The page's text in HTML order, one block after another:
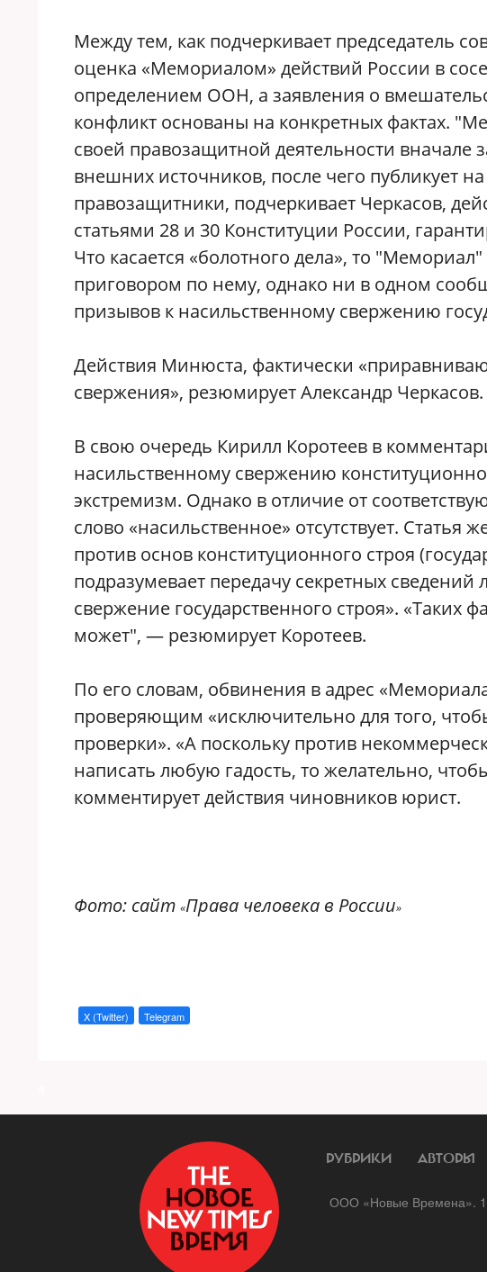
Между тем, как подчеркивает председатель
оценка «Мемориалом» действий России в
определением ООН, а заявления о
конфликт основаны на конкретных фактах.
своей правозащитной деятельности
внешних источников, после чего публикует
правозащитники, подчеркивает Черкасов,
статьями 28 и 30 Конституции России,
Что касается «болотного дела», то
приговором по нему, однако ни в одном
призывов к насильственному свержению
Действия Минюста, фактически
свержения», резюмирует Александр Черкасов.
В свою очередь Кирилл Коротеев в
насильственному свержению
экстремизм. Однако в отличие от
слово «насильственное» отсутствует. Статья
против основ конституционного строя
подразумевает передачу секретных
свержение государственного строя». «Таких
может", — резюмирует Коротеев.
По его словам, обвинения в адрес
проверяющим «исключительно для того,
проверки». «А поскольку против
написать любую гадость, то желательно,
комментирует действия чиновников юрист.
Фото: сайт «Права человека в России»
X (Twitter) Telegram
РУБРИКИ АВТОРЫ
ООО «Новые Времена».